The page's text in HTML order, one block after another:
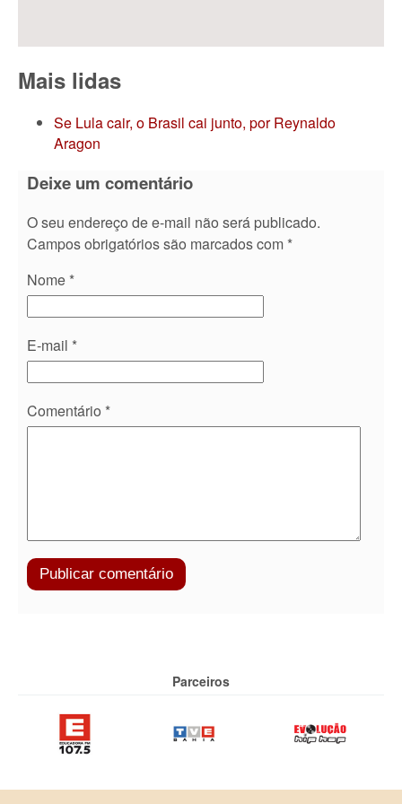
Mais lidas
Se Lula cair, o Brasil cai junto, por Reynaldo
Aragon
Deixe um comentário
O seu endereço de e-mail não será publicado.
Campos obrigatórios são marcados com *
Nome *
E-mail *
Comentário *
Parceiros